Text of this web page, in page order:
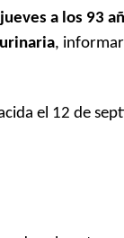
a los 93
,
el 12 de